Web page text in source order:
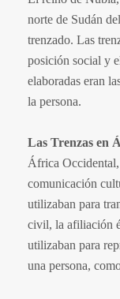
norte de Sudán
trenzado. Las
posición social y
elaboradas eran
la persona.
Las Trenzas en
África Occidental,
comunicación
utilizaban para
civil, la afiliación
utilizaban para
una persona,